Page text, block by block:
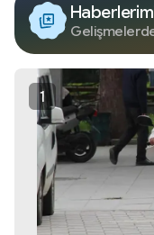
Google'da
Edin
1